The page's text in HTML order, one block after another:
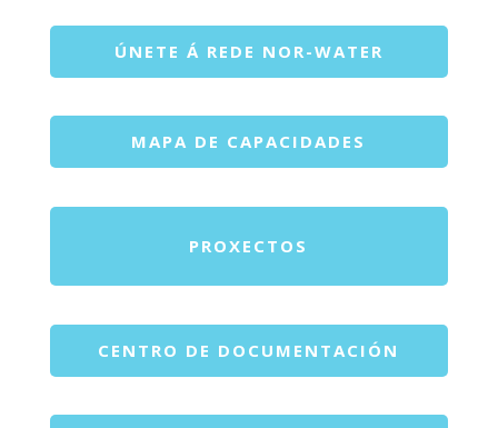
ÚNETE Á REDE NOR-WATER
MAPA DE CAPACIDADES
PROXECTOS
CENTRO DE DOCUMENTACIÓN